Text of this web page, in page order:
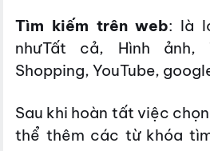
Tìm kiếm trên web: là
nhưTất cả, Hình ảnh,
Shopping, YouTube,
Sau khi hoàn tất việc
thể thêm các từ khóa